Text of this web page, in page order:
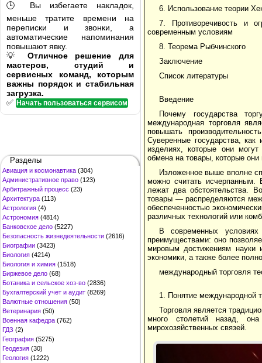
🕒 Вы избегаете накладок,
меньше тратите времени на
переписки и звонки, а
автоматические напоминания
повышают явку.
💡 Отличное решение для
мастеров, студий и
сервисных команд, которым
важны порядок и стабильная
загрузка.
✅ Начать пользоваться сервисом
Разделы
Авиация и космонавтика (304)
Административное право (123)
Арбитражный процесс (23)
Архитектура (113)
Астрология (4)
Астрономия (4814)
Банковское дело (5227)
Безопасность жизнедеятельности (2616)
Биографии (3423)
Биология (4214)
Биология и химия (1518)
Биржевое дело (68)
Ботаника и сельское хоз-во (2836)
Бухгалтерский учет и аудит (8269)
Валютные отношения (50)
Ветеринария (50)
Военная кафедра (762)
ГДЗ (2)
География (5275)
Геодезия (30)
Геология (1222)
6. Использование теории
7. Противоречивость и
современным условиям
8. Теорема Рыбчинского
Заключение
Список литературы
Введение
Почему государства
международная торговля
повышать
Суверенные государства,
изделиях, которые они
обмена на товары, которые
Изложенное выше вполне
можно считать исчерпанным.
лежат два обстоятельства.
товары — распределяются
обеспеченностью
различных технологий или
В современных
преимуществами: оно
мировым достижениям науки
экономики, а также более
международный торговля
1. Понятие международной
Торговля является
много столетий назад,
мирохозяйственных связей.